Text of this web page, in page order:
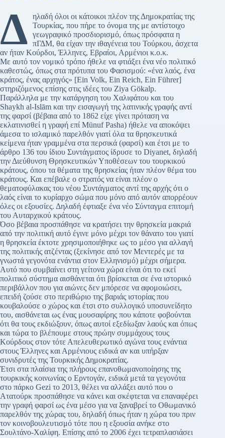
Δ ηλαδή όλοι οι κάτοικοι πλέον της Δημοκρατίας της
Τουρκίας, που πήρε το όνομα της με αντίστοιχο
γεωγραφικό προσδιορισμό, όπως πρόσφατα η
πΓΔΜ, θα είχαν την ιθαγένεια του Τούρκου, άσχετα
αν ήταν Κούρδοι, Έλληνες, Εβραίοι, Αρμένιοι κ.ο.κ.
Με αυτό τον νομικό τρόπο ήθελε να φτιάξει ένα νέο πολιτικό
καθεστώς, όπως στα πρότυπα του Φασισμού: «ένα λαός, ένα
κράτος, ένας αρχηγός» [Ein Volk, Ein Reich, Ein Führer]
στηριζόμενος επίσης στις ιδέες του Ziya Gökalp.
Παράλληλα με την κατάργηση του Χαλιφάτου και του
Shaykh al-Islām και την εισαγωγή της λατινικής γραφής αντί
της φαρσί (βέβαια από το 1862 είχε γίνει πρόταση να
εκλατινισθεί η γραφή επί Münuf Pasha) ήθελε να αποκόψει
άμεσα το ισλαμικό παρελθόν γιατί όλα τα θρησκευτικά
κείμενα ήταν γραμμένα στα περσικά (φαρσί) και έτσι με το
άρθρο 136 του ίδιου Συντάγματος ίδρυσε το Diyanet, δηλαδή
την Διεύθυνση Θρησκευτικών Υποθέσεων του τουρκικού
κράτους, όπου τα θέματα της θρησκείας ήταν πλέον θέμα του
κράτους. Και επέβαλε ο στρατός να είναι πλέον ο
θεματοφύλακας του νέου Συντάγματος αντί της αρχής ότι ο
λαός είναι το κυρίαρχο σώμα που μόνο από αυτόν απορρέουν
όλες οι εξουσίες. Δηλαδή έφτιαξε ένα νέο Σύνταγμα επιτομή
του Αυταρχικού κράτους.
Όσο βέβαια προσπάθησε να κρατήσει την θρησκεία μακριά
από την πολιτική αυτό έγινε μόνο μέχρι τον θάνατο του γιατί
η θρησκεία έκτοτε χρησιμοποιήθηκε ως το μέσο για αλλαγή
της πολιτικής ατζέντας (ξεκίνησε από τον Μεντερές με τα
γνωστά γεγονότα ενάντια στον Ελληνισμό) μέχρι σήμερα.
Αυτό που συμβαίνει στη γείτονα χώρα είναι ότι το εκεί
πολιτικό σύστημα αισθάνεται ότι βρίσκεται σε ένα ιστορικό
περιβάλλον που για αιώνες δεν μπόρεσε να αφομοιώσει,
επειδή ζούσε στο περιθώριο της βαριάς ιστορίας που
κουβαλούσε ο χώρος και έτσι στο συλλογικό υποσυνείδητο
του, αισθάνεται ως ένας μουσαφίρης που κάποτε φοβούνται
ότι θα τους εκδιώξουν, όπως αυτοί εξεδίωξαν λαούς και όπως
και τώρα το βλέπουμε στους πρώην συμμάχους τους
Κούρδους στον τότε Απελευθερωτικό αγώνα τους ενάντια
στους Έλληνες και Αρμένιους ειδικά αν και υπήρξαν
συνιδρυτές της Τουρκικής Δημοκρατίας.
Έτσι στα πλαίσια της πλήρους επανοθωμανοποίησης της
τουρκικής κοινωνίας ο Ερντογάν, ειδικά μετά τα γεγονότα
στο πάρκο Gezi το 2013, θέλει να αλλάξει αυτό που ο
Ατατούρκ προσπάθησε να κάνει και σκέφτεται να επαναφέρει
την γραφή φαρσί ως ένα μέσο για να ξαναβρεί το Οθωμανικό
παρελθόν της χώρας του, δηλαδή όπως ήταν η χώρα του πριν
τον κοινοβουλευτισμό τότε που η εξουσία ανήκε στο
Σουλτάνο-Χαλίφη. Επίσης από το 2006 έχει τετραπλασιάσει